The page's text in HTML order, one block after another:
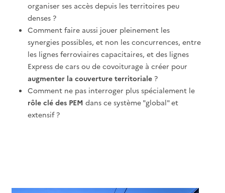
organiser ses accès depuis les territoires peu
denses ?
Comment faire aussi jouer pleinement les
synergies possibles, et non les concurrences, entre
les lignes ferroviaires capacitaires, et des lignes
Express de cars ou de covoiturage à créer pour
augmenter la couverture territoriale ?
Comment ne pas interroger plus spécialement le
rôle clé des PEM dans ce système "global" et
extensif ?